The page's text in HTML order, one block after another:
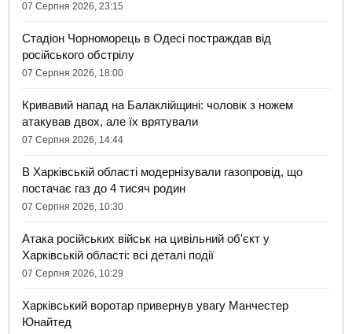
07 Серпня 2026, 23:15
Стадіон Чорноморець в Одесі постраждав від
російського обстрілу
07 Серпня 2026, 18:00
Кривавий напад на Балаклійщині: чоловік з ножем
атакував двох, але їх врятували
07 Серпня 2026, 14:44
В Харківській області модернізували газопровід, що
постачає газ до 4 тисяч родин
07 Серпня 2026, 10:30
Атака російських військ на цивільний об'єкт у
Харківській області: всі деталі події
07 Серпня 2026, 10:29
Харківський воротар привернув увагу Манчестер
Юнайтед